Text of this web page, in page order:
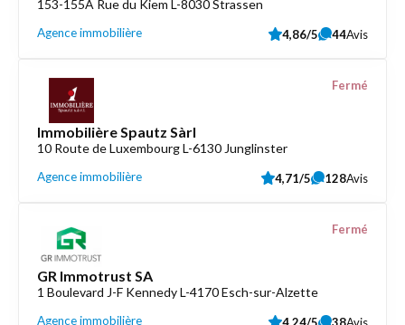
153-155A Rue du Kiem L-8030 Strassen
Agence immobilière 4,86/5 44Avis
Immobilière Spautz Sàrl
10 Route de Luxembourg L-6130 Junglinster
Agence immobilière
Fermé
4,71/5 128Avis
GR Immotrust SA
1 Boulevard J-F Kennedy L-4170 Esch-sur-Alzette
Agence immobilière
Fermé